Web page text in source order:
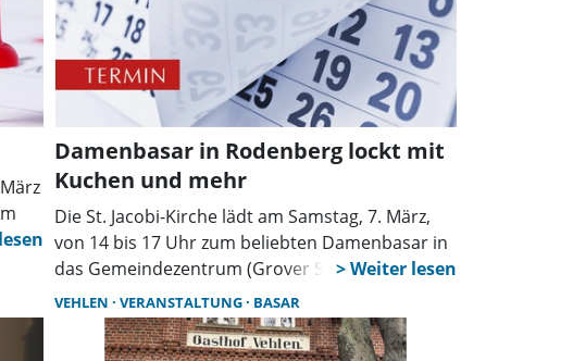
Damenbasar in Rodenberg lockt mit
Kuchen und mehr
Die St. Jacobi-Kirche lädt am Samstag, 7. März,
von 14 bis 17 Uhr zum beliebten Damenbasar in
das Gemeindezentrum (Grover Straße 22,
Rodenberg) ein. Zum guten Zweck gibt es
Schätze für Zuhause, Mode und ein großes
Kuchenbuffet.
VEHLEN VERANSTALTUNG BASAR